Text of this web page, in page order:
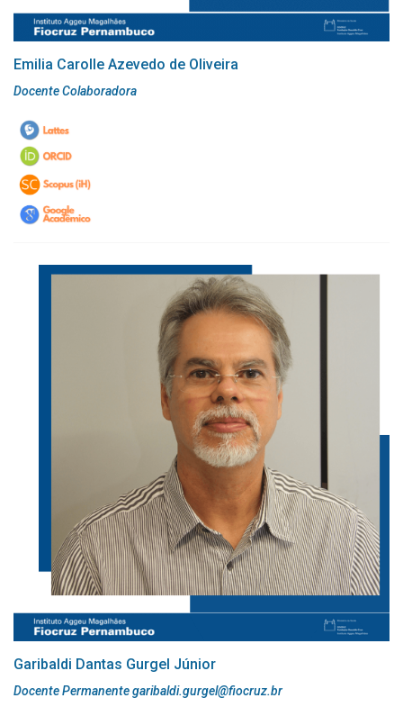
Emilia Carolle Azevedo de Oliveira
Docente Colaboradora
Garibaldi Dantas Gurgel Júnior
Docente Permanente garibaldi.gurgel@fiocruz.br